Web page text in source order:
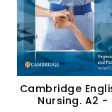
Cambridge
Nursing. A2 -